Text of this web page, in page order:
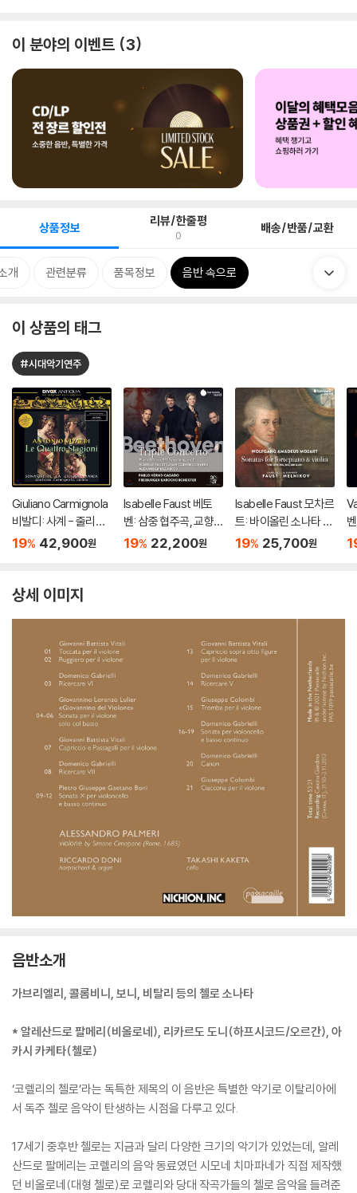
이 분야의 이벤트 3
상품정보 리뷰/한줄평
0 배송/반품/교환
개 관련분류 품목정보 음반 속으로
이 상품의 태그
#시대악기연주
Giuliano Carmignola
비발디: 사계 - 줄리아
노 카르미뇰라 (Vival
19% 42,900원
Isabelle Faust 베토
벤: 삼중 협주곡, 교향
곡 2번 (Beethoven:
19% 22,200원
Isabelle Faust 모차르
트: 바이올린 소나타 4
집 K. 296, 303, 380,
19% 25,700원
상세 이미지
음반소개
가브리엘리, 콜롬비니, 보니, 비탈리 등의 첼로 소나타
* 알레산드로 팔메리(비올로네), 리카르도 도니(하프시코드/오르간), 아
카시 카케타(첼로)
‘코렐리의 첼로’라는 독특한 제목의 이 음반은 특별한 악기로 이탈리아에
서 독주 첼로 음악이 탄생하는 시점을 다루고 있다.
17세기 중후반 첼로는 지금과 달리 다양한 크기의 악기가 있었는데, 알레
산드로 팔메리는 코렐리의 음악 동료였던 시모네 치마파네가 직접 제작했
던 비올로네(대형 첼로)로 코렐리와 당대 작곡가들의 첼로 음악을 들려준